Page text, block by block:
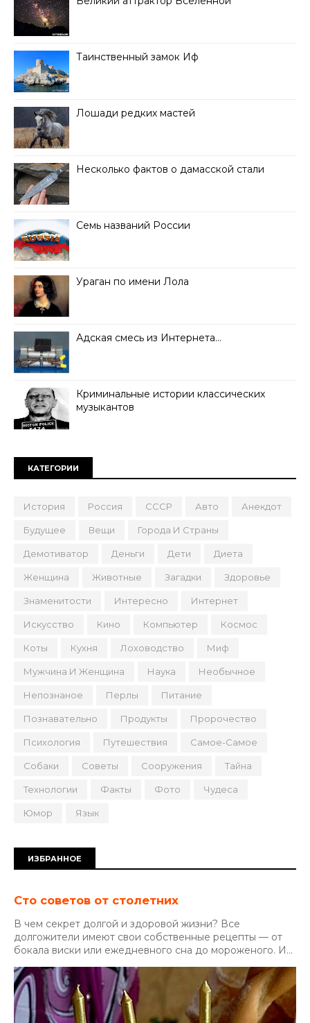
Таинственный замок Иф
Лошади редких мастей
Несколько фактов о дамасской стали
Семь названий России
Ураган по имени Лола
Адская смесь из Интернета…
Криминальные истории классических
музыкантов
КАТЕГОРИИ
История Россия СССР Авто Анекдот
Будущее Вещи Города И Страны
Демотиватор Деньги Дети Диета
Женщина Животные Загадки Здоровье
Знаменитости Интересно Интернет
Искусство Кино Компьютер Космос
Коты Кухня Лоховодство Миф
Мужчина И Женщина Наука Необычное
Непознаное Перлы Питание
Познавательно Продукты Пророчество
Психология Путешествия Самое-Самое
Собаки Советы Сооружения Тайна
Технологии Факты Фото Чудеса
Юмор Язык
ИЗБРАННОЕ
Сто советов от столетних
В чем секрет долгой и здоровой жизни? Все
долгожители имеют свои собственные рецепты — от
бокала виски или ежедневного сна до мороженого. И...